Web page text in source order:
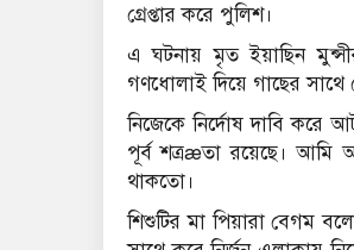
গ্রেপ্তার করে পুলিশ।
এ ঘটনায় মৃত ইয়াছিন
গণধোলাই দিয়ে গাছের
নিজেকে নির্দোষ দাবি
পূর্ব শত্রæতা রয়েছে। আমি
থাকতো।
শিশুটির মা পিয়ারা বেগম